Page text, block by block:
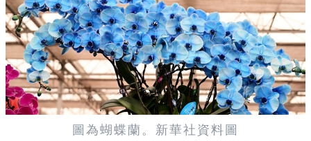
圖為蝴蝶蘭。 新華社資料圖